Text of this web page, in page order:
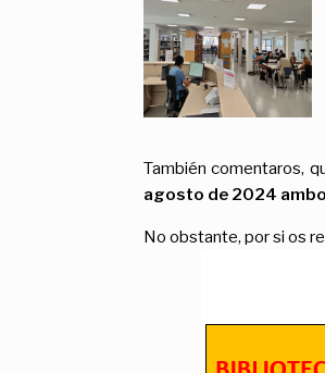
También comentaros,
agosto de 2024
No obstante, por si os